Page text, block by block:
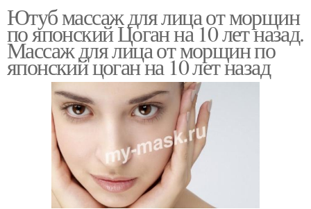
Ютуб массаж для лица от морщин
по японский Цоган на 10 лет назад.
Массаж для лица от морщин по
японский цоган на 10 лет назад